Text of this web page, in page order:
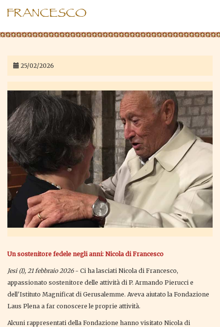
FRANCESCO
25/02/2026
Un sostenitore fedele negli anni: Nicola di Francesco
Jesi (I), 21 febbraio 2026- Ci ha lasciati Nicola di Francesco,
appassionato sostenitore delle attività di P. Armando Pierucci e
dell'Istituto Magnificat di Gerusalemme. Aveva aiutato la Fondazione
Laus Plena a far conoscere le proprie attività.
Alcuni rappresentati della Fondazione hanno visitato Nicola di